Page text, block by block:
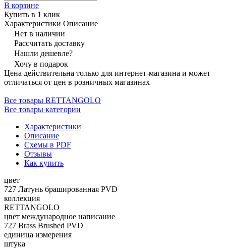
В корзине
Купить в 1 клик
Характеристики Описание
Нет в наличии
Рассчитать доставку
Нашли дешевле?
Хочу в подарок
Цена действительна только для интернет-магазина и может
отличаться от цен в розничных магазинах
Все товары RETTANGOLO
Все товары категории
Характеристики
Описание
Схемы в PDF
Отзывы
Как купить
цвет
727 Латунь брашированная PVD
коллекция
RETTANGOLO
цвет международное написание
727 Brass Brushed PVD
единица измерения
штука